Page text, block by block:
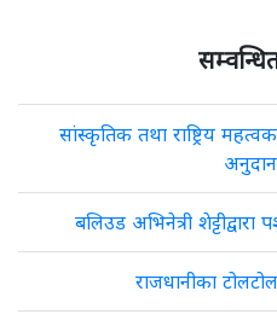
सांस्कृतिक तथा राष्ट्रिय
बलिउड अभिनेत्री
राजधानीका